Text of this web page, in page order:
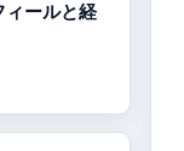
ィールと経